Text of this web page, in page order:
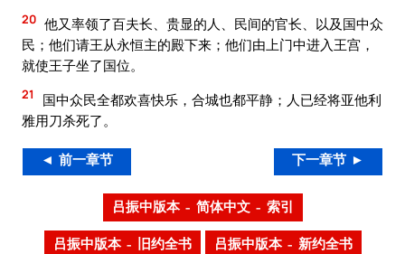
20 他又率领了百夫长、贵显的人、民间的官长、以及国中众
民；他们请王从永恒主的殿下来；他们由上门中进入王宫，
就使王子坐了国位。
21
国中众民全都欢喜快乐，合城也都平静；人已经将亚他利
雅用刀杀死了。
◄ 前一章节 下一章节 ►
吕振中版本 – 简体中文 – 索引
吕振中版本 – 旧约全书 吕振中版本 – 新约全书